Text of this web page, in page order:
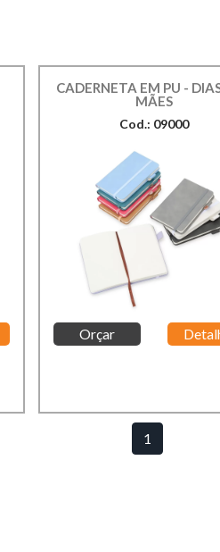
CADERNETA EM PU -
MÃES
Cod.: 09000
Orçar
1